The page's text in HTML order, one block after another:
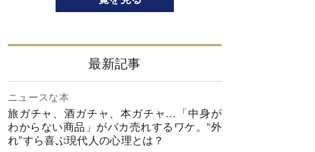
最新記事
ニュースな本
旅ガチャ、酒ガチャ、本ガチャ…「中身が
わからない商品」がバカ売れするワケ。“外
れ”すら喜ぶ現代人の心理とは？